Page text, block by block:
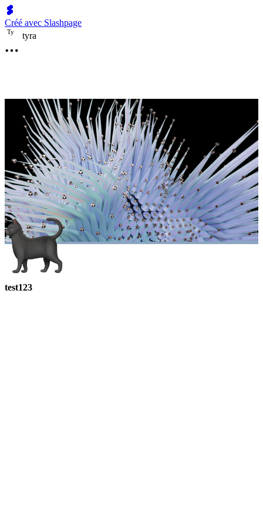
Créé avec Slashpage
Ty tyra
test123